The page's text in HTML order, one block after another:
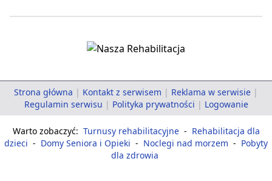
Strona główna | Kontakt z serwisem | Reklama w serwisie |
Regulamin serwisu | Polityka prywatności | Logowanie
Warto zobaczyć: Turnusy rehabilitacyjne - Rehabilitacja dla
dzieci - Domy Seniora i Opieki - Noclegi nad morzem - Pobyty
dla zdrowia